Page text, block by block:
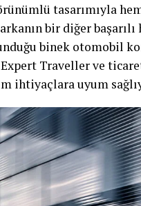
tasarımıyla
bir diğer
binek otomobil
Traveller ve
ihtiyaçlara uyum